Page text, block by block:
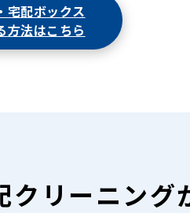
宅配ボックス
方法はこちら
クリーニング